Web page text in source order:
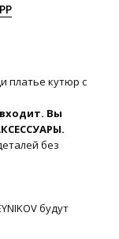
платье кутюр с
Вы
без
будут